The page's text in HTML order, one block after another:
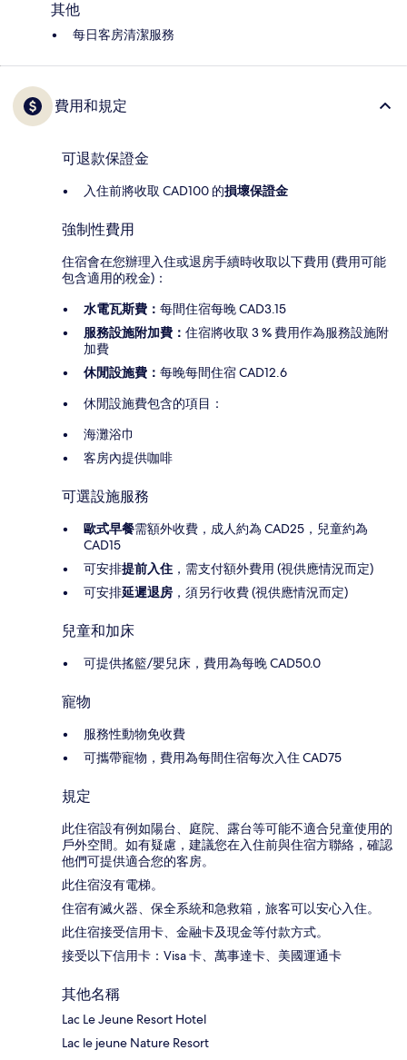
其他
每日客房清潔服務
費用和規定
可退款保證金
入住前將收取 CAD100 的損壞保證金
強制性費用
住宿會在您辦理入住或退房手續時收取以下費用 (費用可能
包含適用的稅金)：
水電瓦斯費： 每間住宿每晚 CAD3.15
服務設施附加費： 住宿將收取 3 % 費用作為服務設施附
加費
休閒設施費： 每晚每間住宿 CAD12.6
休閒設施費包含的項目：
海灘浴巾
客房內提供咖啡
可選設施服務
歐式早餐需額外收費，成人約為 CAD25，兒童約為
CAD15
可安排提前入住 ，需支付額外費用 (視供應情況而定)
可安排延遲退房 ，須另行收費 (視供應情況而定)
兒童和加床
可提供搖籃/嬰兒床，費用為每晚 CAD50.0
寵物
服務性動物免收費
可攜帶寵物，費用為每間住宿每次入住 CAD75
規定
此住宿設有例如陽台、庭院、露台等可能不適合兒童使用的
戶外空間。如有疑慮，建議您在入住前與住宿方聯絡，確認
他們可提供適合您的客房。
此住宿沒有電梯。
住宿有滅火器、保全系統和急救箱，旅客可以安心入住。
此住宿接受信用卡、金融卡及現金等付款方式。
接受以下信用卡：Visa 卡、萬事達卡、美國運通卡
其他名稱
Lac Le Jeune Resort Hotel
Lac le jeune Nature Resort